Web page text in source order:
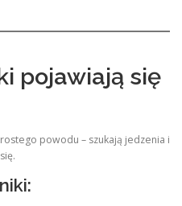
pojawiają się
powodu – szukają jedzenia i